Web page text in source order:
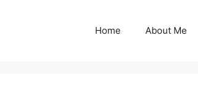
Home About Me